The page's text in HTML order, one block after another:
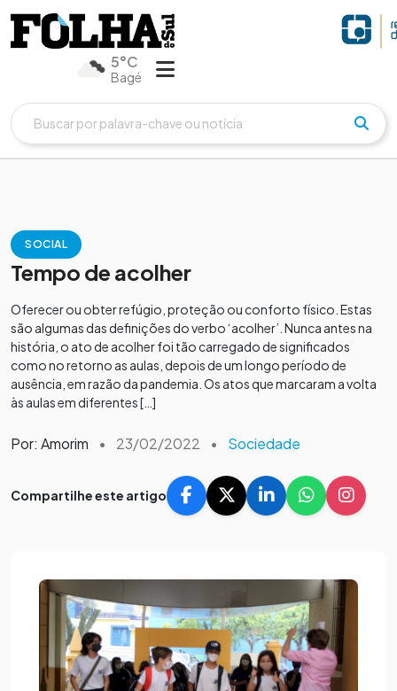
5°C
Bagé
SOCIAL
Tempo de acolher
Oferecer ou obter refúgio, proteção ou conforto físico. Estas
são algumas das definições do verbo ‘acolher’. Nunca antes na
história, o ato de acolher foi tão carregado de significados
como no retorno as aulas, depois de um longo período de
ausência, em razão da pandemia. Os atos que marcaram a volta
às aulas em diferentes […]
Por: Amorim • 23/02/2022 • Sociedade
Compartilhe este artigo